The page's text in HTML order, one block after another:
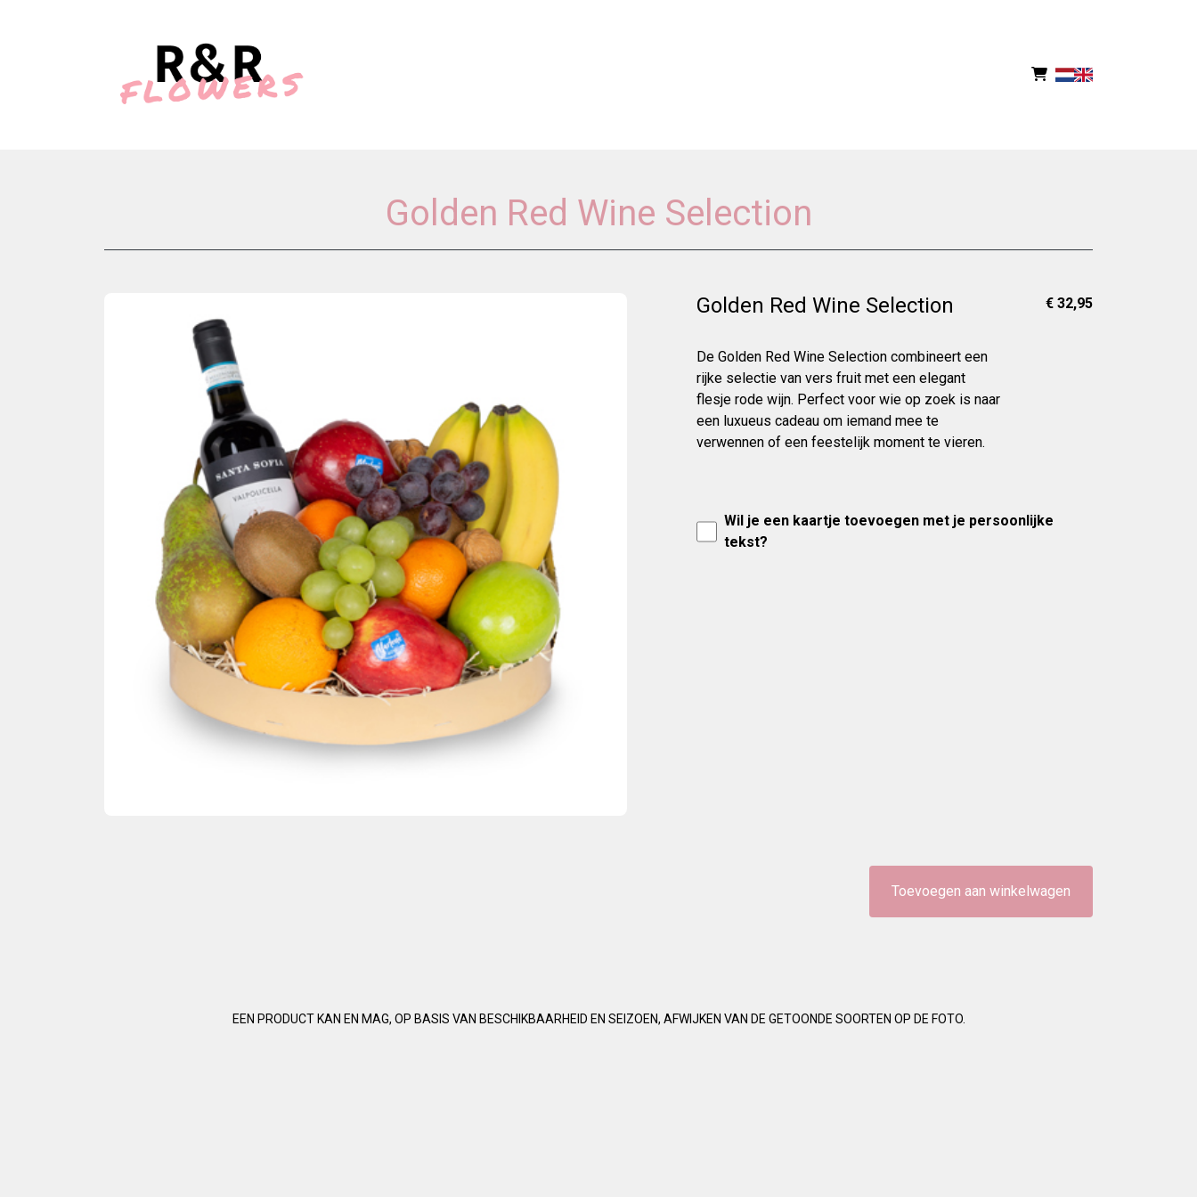
Golden Red Wine Selection
Golden Red Wine Selection
De Golden Red Wine Selection combineert een
rijke selectie van vers fruit met een elegant
flesje rode wijn. Perfect voor wie op zoek is naar
een luxueus cadeau om iemand mee te
verwennen of een feestelijk moment te vieren.
€ 32,95
Wil je een kaartje toevoegen met je persoonlijke
tekst?
Toevoegen aan winkelwagen
EEN PRODUCT KAN EN MAG, OP BASIS VAN BESCHIKBAARHEID EN SEIZOEN, AFWIJKEN VAN DE GETOONDE SOORTEN OP DE FOTO.